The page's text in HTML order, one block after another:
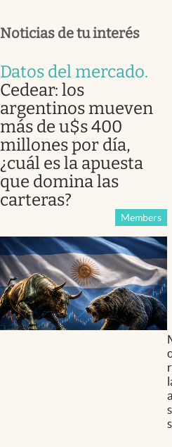
Noticias de tu interés
Datos del mercado.
Cedear: los
argentinos mueven
más de u$s 400
millones por día,
¿cuál es la apuesta
que domina las
carteras?
Members